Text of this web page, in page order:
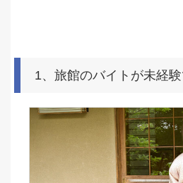
1、旅館のバイトが未経